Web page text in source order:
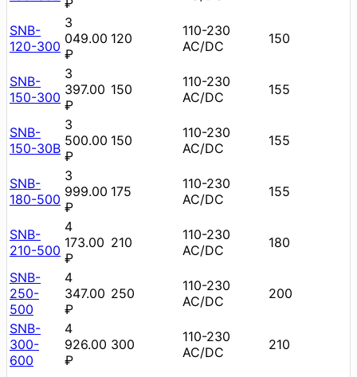
₽
SNB-
120-300
3
049.00
₽
120
110-230
AC/DC
150
SNB-
150-300
3
397.00
₽
150
110-230
AC/DC
155
SNB-
150-30B
3
500.00
₽
150
110-230
AC/DC
155
SNB-
180-500
3
999.00
₽
175
110-230
AC/DC
155
SNB-
210-500
4
173.00
₽
210
110-230
AC/DC
180
SNB-
250-
500
4
347.00
₽
250
110-230
AC/DC
200
SNB-
300-
600
4
926.00
₽
300
110-230
AC/DC
210